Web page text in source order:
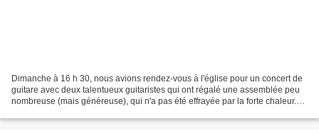
Dimanche à 16 h 30, nous avions rendez-vous à l'église pour un concert de
guitare avec deux talentueux guitaristes qui ont régalé une assemblée peu
nombreuse (mais généreuse), qui n'a pas été effrayée par la forte chaleur.